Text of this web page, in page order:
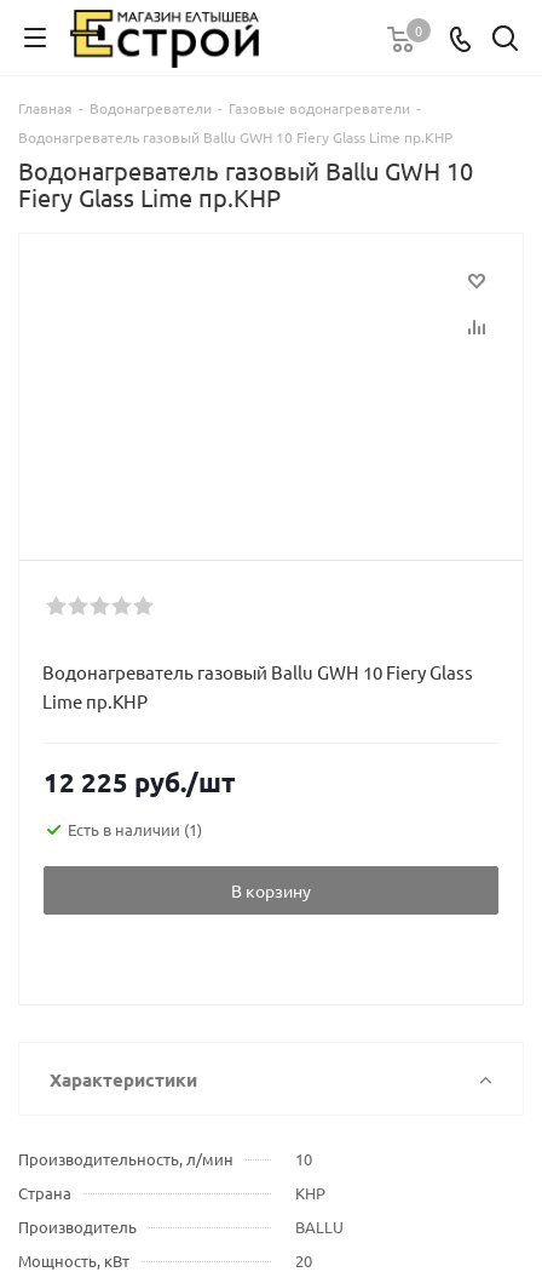
0
Главная - Водонагреватели - Газовые водонагреватели -
Водонагреватель газовый Ballu GWH 10 Fiery Glass Lime пр.КНР
Водонагреватель газовый Ballu GWH 10
Fiery Glass Lime пр.КНР
Водонагреватель газовый Ballu GWH 10 Fiery Glass
Lime пр.КНР
12 225 руб./шт
Есть в наличии (1)
В корзину
Характеристики
Производительность, л/мин
10
Страна
КНР
Производитель
BALLU
Мощность, кВт
20